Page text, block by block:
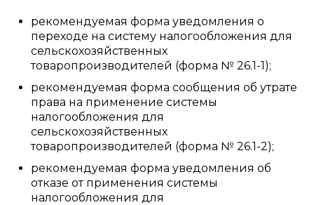
рекомендуемая форма уведомления о
переходе на систему налогообложения для
сельскохозяйственных
товаропроизводителей (форма № 26.1-1);
рекомендуемая форма сообщения об утрате
права на применение системы
налогообложения для
сельскохозяйственных
товаропроизводителей (форма № 26.1-2);
рекомендуемая форма уведомления об
отказе от применения системы
налогообложения для